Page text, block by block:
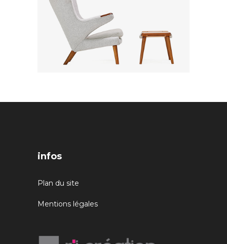
infos
Plan du site
Mentions légales